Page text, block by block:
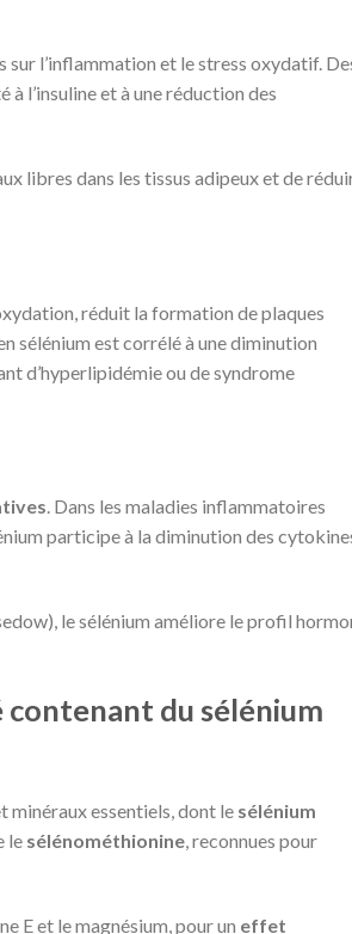
l’inflammation et le stress oxydatif.
l’insuline et à une réduction des
libres dans les tissus adipeux et de
réduit la formation de plaques
sélénium est corrélé à une diminution
d’hyperlipidémie ou de syndrome
. Dans les maladies inflammatoires
participe à la diminution des
le sélénium améliore le profil
du sélénium
essentiels, dont le sélénium
le sélénométhionine , reconnues pour
E et le magnésium, pour un effet